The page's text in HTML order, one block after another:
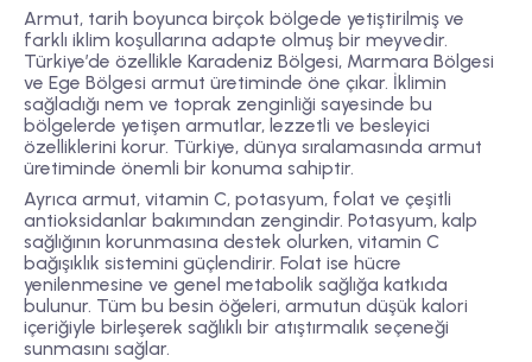
Armut, tarih boyunca birçok bölgede yetiştirilmiş ve
farklı iklim koşullarına adapte olmuş bir meyvedir.
Türkiye’de özellikle Karadeniz Bölgesi, Marmara Bölgesi
ve Ege Bölgesi armut üretiminde öne çıkar. İklimin
sağladığı nem ve toprak zenginliği sayesinde bu
bölgelerde yetişen armutlar, lezzetli ve besleyici
özelliklerini korur. Türkiye, dünya sıralamasında armut
üretiminde önemli bir konuma sahiptir.
Ayrıca armut, vitamin C, potasyum, folat ve çeşitli
antioksidanlar bakımından zengindir. Potasyum, kalp
sağlığının korunmasına destek olurken, vitamin C
bağışıklık sistemini güçlendirir. Folat ise hücre
yenilenmesine ve genel metabolik sağlığa katkıda
bulunur. Tüm bu besin öğeleri, armutun düşük kalori
içeriğiyle birleşerek sağlıklı bir atıştırmalık seçeneği
sunmasını sağlar.